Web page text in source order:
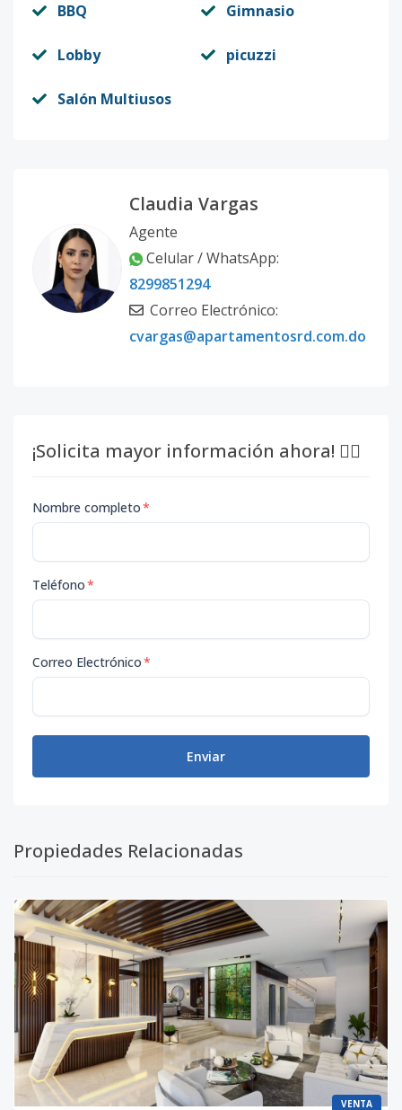
BBQ Gimnasio
Lobby picuzzi
Salón Multiusos
Claudia Vargas
Agente
Celular / WhatsApp:
8299851294
Correo Electrónico:
cvargas@apartamentosrd.com.do
¡Solicita mayor información ahora! 👇🏽
Nombre completo*
Teléfono*
Correo Electrónico*
Enviar
Propiedades Relacionadas
VENTA